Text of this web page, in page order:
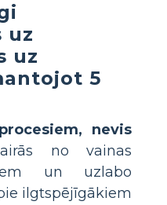
uz
uz
5
procesiem, nevis
no vainas
un uzlabo
ilgtspējīgākiem